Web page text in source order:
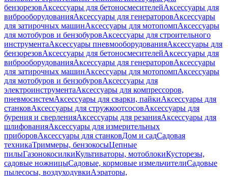
бензорезовАксессуары для бетоносмесителейАксессуары для
виброоборудованияАксессуары для генераторовАксессуары
для затирочных машинАксессуары для мотопомпАксессуары
для мотобуров и бензобуровАксессуары для строительного
инструментаАксессуары пневмооборудованияАксессуары для
бензорезовАксессуары для бетоносмесителейАксессуары для
виброоборудованияАксессуары для генераторовАксессуары
для затирочных машинАксессуары для мотопомпАксессуары
для мотобуров и бензобуровАксессуары для
электроинструментаАксессуары для компрессоров,
пневмосистемАксессуары для сварки, пайкиАксессуары для
станковАксессуары для стружкоотсосовАксессуары для
бурения и сверленияАксессуары для резанияАксессуары для
шлифованияАксессуары для измерительных
приборовАксессуары для станковДом и садСадовая
техникаТриммеры, бензокосыЦепные
пилыГазонокосилкиКультиваторы, мотоблокиКусторезы,
садовые ножницыСадовые, кормовые измельчителиСадовые
пылесосы, воздуходувкиАэраторы,